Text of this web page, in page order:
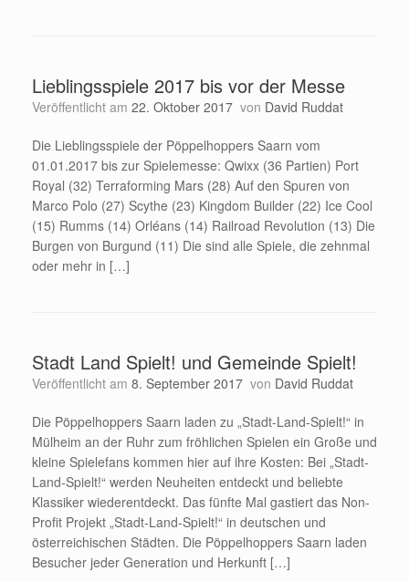
Lieblingsspiele 2017 bis vor der Messe
Veröffentlicht am 22. Oktober 2017 von David Ruddat
Die Lieblingsspiele der Pöppelhoppers Saarn vom
01.01.2017 bis zur Spielemesse: Qwixx (36 Partien) Port
Royal (32) Terraforming Mars (28) Auf den Spuren von
Marco Polo (27) Scythe (23) Kingdom Builder (22) Ice Cool
(15) Rumms (14) Orléans (14) Railroad Revolution (13) Die
Burgen von Burgund (11) Die sind alle Spiele, die zehnmal
oder mehr in […]
Stadt Land Spielt! und Gemeinde Spielt!
Veröffentlicht am 8. September 2017 von David Ruddat
Die Pöppelhoppers Saarn laden zu „Stadt-Land-Spielt!“ in
Mülheim an der Ruhr zum fröhlichen Spielen ein Große und
kleine Spielefans kommen hier auf ihre Kosten: Bei „Stadt-
Land-Spielt!“ werden Neuheiten entdeckt und beliebte
Klassiker wiederentdeckt. Das fünfte Mal gastiert das Non-
Profit Projekt „Stadt-Land-Spielt!“ in deutschen und
österreichischen Städten. Die Pöppelhoppers Saarn laden
Besucher jeder Generation und Herkunft […]